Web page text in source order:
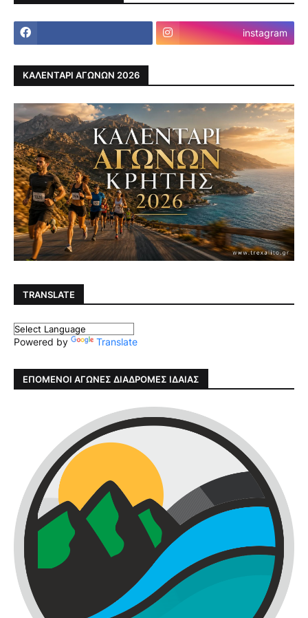
instagram
ΚΑΛΕΝΤΑΡΙ ΑΓΩΝΩΝ 2026
TRANSLATE
Powered by Translate
ΕΠΟΜΕΝΟΙ ΑΓΩΝΕΣ ΔΙΑΔΡΟΜΕΣ ΙΔΑΙΑΣ